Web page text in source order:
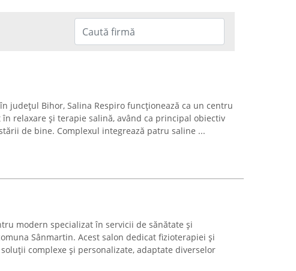
județul Bihor, Salina Respiro funcționează ca un centru
relaxare și terapie salină, având ca principal obiectiv
de bine. Complexul integrează patru saline ...
modern specializat în servicii de sănătate și
Sânmartin. Acest salon dedicat fizioterapiei și
complexe și personalizate, adaptate diverselor